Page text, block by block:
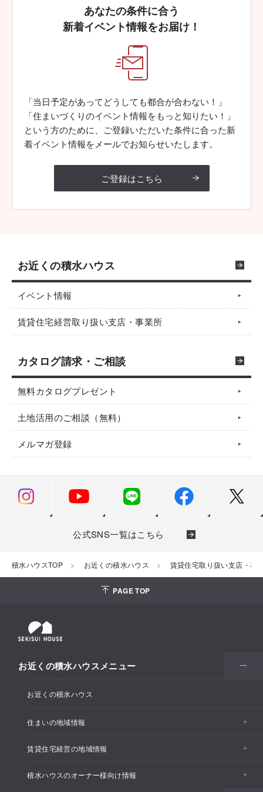
あなたの条件に合う
新着イベント情報をお届け！
「当日予定があってどうしても都合が合わない！」
「住まいづくりのイベント情報をもっと知りたい！」
という方のために、ご登録いただいた条件に合った新
着イベント情報をメールでお知らせいたします。
ご登録はこちら
お近くの積水ハウス
イベント情報
賃貸住宅経営取り扱い支店・事業所
カタログ請求・ご相談
無料カタログプレゼント
土地活用のご相談（無料）
メルマガ登録
公式SNS一覧はこちら
積水ハウスTOP お近くの積水ハウス 賃貸住宅取り扱い支店・事
PAGE TOP
お近くの積水ハウスメニュー
お近くの積水ハウス
住まいの地域情報
イベント情報
住宅展示場・ショールーム情報
賃貸住宅経営の地域情報
イベント情報
積水ハウスのオーナー様向け情報